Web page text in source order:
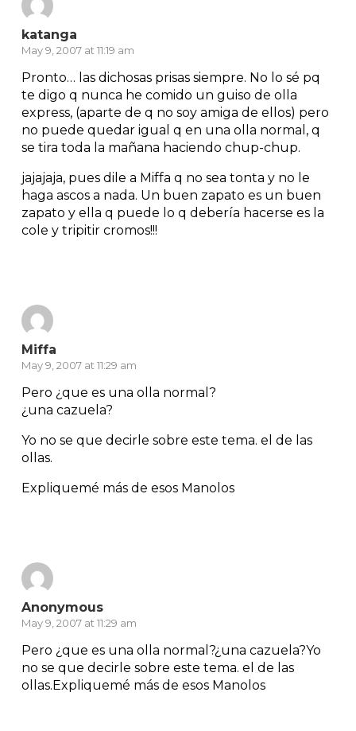
katanga
May 9, 2007 at 11:19 am
Pronto… las dichosas prisas siempre. No lo sé pq
te digo q nunca he comido un guiso de olla
express, (aparte de q no soy amiga de ellos) pero
no puede quedar igual q en una olla normal, q
se tira toda la mañana haciendo chup-chup.
jajajaja, pues dile a Miffa q no sea tonta y no le
haga ascos a nada. Un buen zapato es un buen
zapato y ella q puede lo q debería hacerse es la
cole y tripitir cromos!!!
Miffa
May 9, 2007 at 11:29 am
Pero ¿que es una olla normal?
¿una cazuela?
Yo no se que decirle sobre este tema. el de las
ollas.
Expliquemé más de esos Manolos
Anonymous
May 9, 2007 at 11:29 am
Pero ¿que es una olla normal?¿una cazuela?Yo
no se que decirle sobre este tema. el de las
ollas.Expliquemé más de esos Manolos